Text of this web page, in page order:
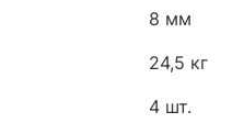
8 мм
24,5 кг
4 шт.